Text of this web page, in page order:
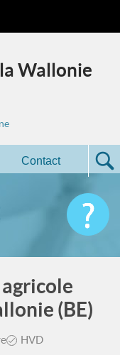
Wallonie
Contact
(BE)
HVD